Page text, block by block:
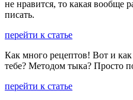
не нравится, то какая вообще
писать.
перейти к статье
Как много рецептов! Вот и
тебе? Методом тыка? Просто
перейти к статье